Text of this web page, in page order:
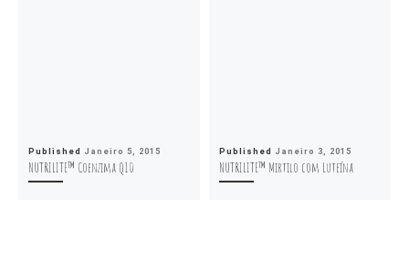
Published Janeiro 5, 2015
NUTRILITE™ Coenzima Q10
Published Janeiro 3, 2015
NUTRILITE™ Mirtilo com Luteína